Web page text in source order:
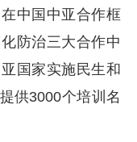
中国中亚合作框
防治三大合作中
国家实施民生和
供3000个培训名